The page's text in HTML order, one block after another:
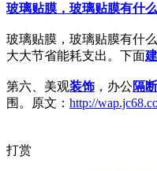
玻璃贴膜，玻璃贴膜有什
玻璃贴膜，玻璃贴膜有什
大大节省能耗支出。下面
第六、美观装饰 ，办公隔断
围。原文： http://
打赏